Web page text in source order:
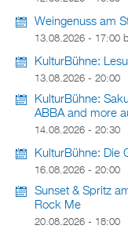
Weingenuss am
13.08.2026 - 17:00
KulturBühne:
13.08.2026 - 20:00
KulturBühne:
ABBA and more
14.08.2026 - 20:30
KulturBühne: Die
16.08.2026 - 20:00
Sunset & Spritz
Rock Me
20.08.2026 - 18:00